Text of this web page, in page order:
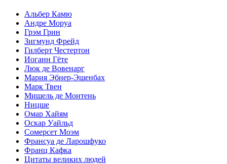
Альбер Камю
Андре Моруа
Грэм Грин
Зигмунд Фрейд
Гилберт Честертон
Иоганн Гёте
Люк де Вовенарг
Мария Эбнер-Эшенбах
Марк Твен
Мишель де Монтень
Ницше
Омар Хайям
Оскар Уайльд
Сомерсет Моэм
Франсуa де Ларошфуко
Франц Кафка
Цитаты великих людей